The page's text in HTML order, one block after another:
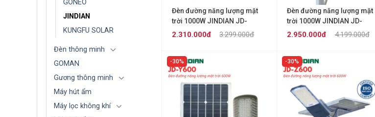
GONEO
JINDIAN
KUNGFU SOLAR
Đèn thông minh
GOMAN
Gương thông minh
Máy hút ẩm
Máy lọc không khí
Đèn đường năng lượng mặt
trời 1000W JINDIAN JD-
Z1000
3.299.000đ
2.310.000đ
Đèn đường năng lượng mặt
trời 1000W JINDIAN JD-
Z1000-PRO
4.199.000đ
2.950.000đ
30% 30%